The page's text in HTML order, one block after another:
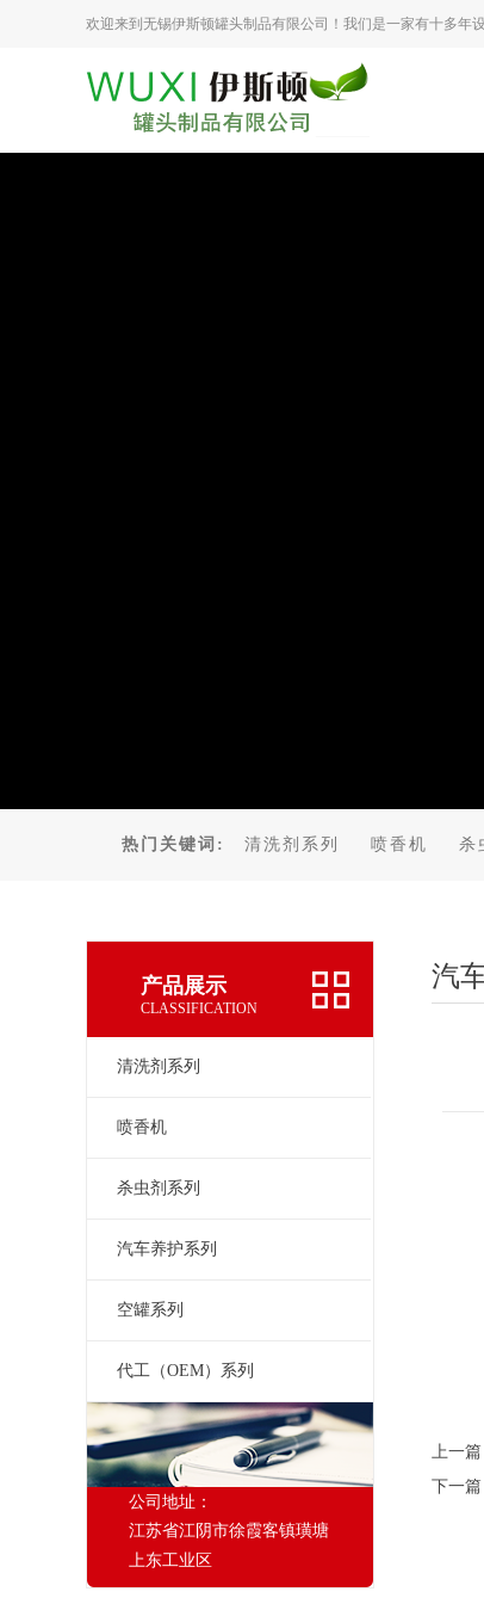
欢迎来到无锡伊斯顿罐头制品有限公司！我们是一家有十多年
热门关键词: 清洗剂系列 喷香机 杀
产品展示
CLASSIFICATION
清洗剂系列
喷香机
杀虫剂系列
汽车养护系列
空罐系列
代工（OEM）系列
公司地址：
江苏省江阴市徐霞客镇璜塘
上东工业区
汽
上一篇
下一